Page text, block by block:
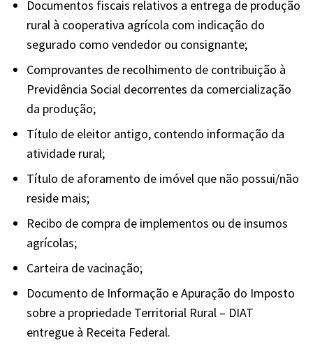
Documentos fiscais relativos a entrega de produção
rural à cooperativa agrícola com indicação do
segurado como vendedor ou consignante;
Comprovantes de recolhimento de contribuição à
Previdência Social decorrentes da comercialização
da produção;
Título de eleitor antigo, contendo informação da
atividade rural;
Título de aforamento de imóvel que não possui/não
reside mais;
Recibo de compra de implementos ou de insumos
agrícolas;
Carteira de vacinação;
Documento de Informação e Apuração do Imposto
sobre a propriedade Territorial Rural – DIAT
entregue à Receita Federal.